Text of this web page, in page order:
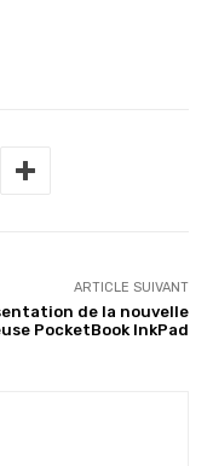
ARTICLE SUIVANT
de la nouvelle
PocketBook InkPad